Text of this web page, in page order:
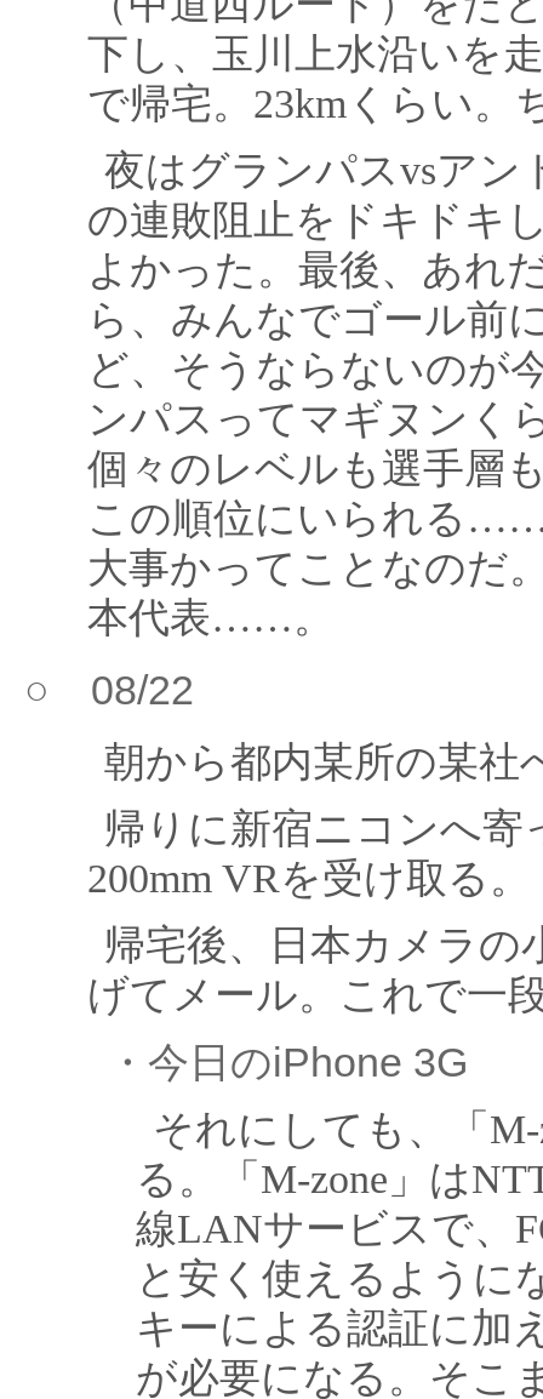
下し、玉川上水沿いを
で帰宅。23kmくらい。
夜はグランパスvsアン
の連敗阻止をドキドキ
よかった。最後、あれ
ら、みんなでゴール前
ど、そうならないのが
ンパスってマギヌンく
個々のレベルも選手層
この順位にいられる
大事かってことなのだ
本代表……。
○ 08/22
朝から都内某所の某社
帰りに新宿ニコンへ寄
200mm VRを受け取る。
帰宅後、日本カメラの
げてメール。これで一
・今日のiPhone 3G
それにしても、「
る。「M-zone」は
線LANサービスで、
と安く使えるように
キーによる認証に加
が必要になる。そこ